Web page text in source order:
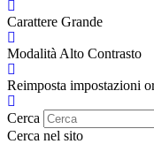
Carattere Grande
Modalità Alto Contrasto
Reimposta impostazioni
Cerca
Cerca nel sito